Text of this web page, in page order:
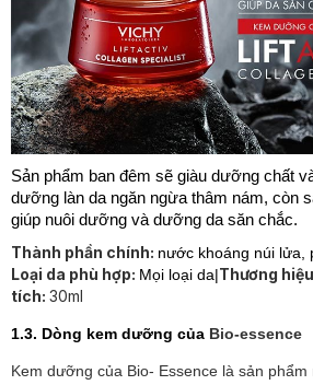
Sản phẩm ban đêm sẽ giàu dưỡng chất
dưỡng làn da ngăn ngừa thâm nám, còn
giúp nuôi dưỡng và dưỡng da săn chắc.
Thành phần chính: nước khoáng núi lửa,
Loại da phù hợp: Mọi loại da|Thương
tích: 30ml
1.3. Dòng kem dưỡng của Bio-essence
Kem dưỡng của Bio- Essence là sản